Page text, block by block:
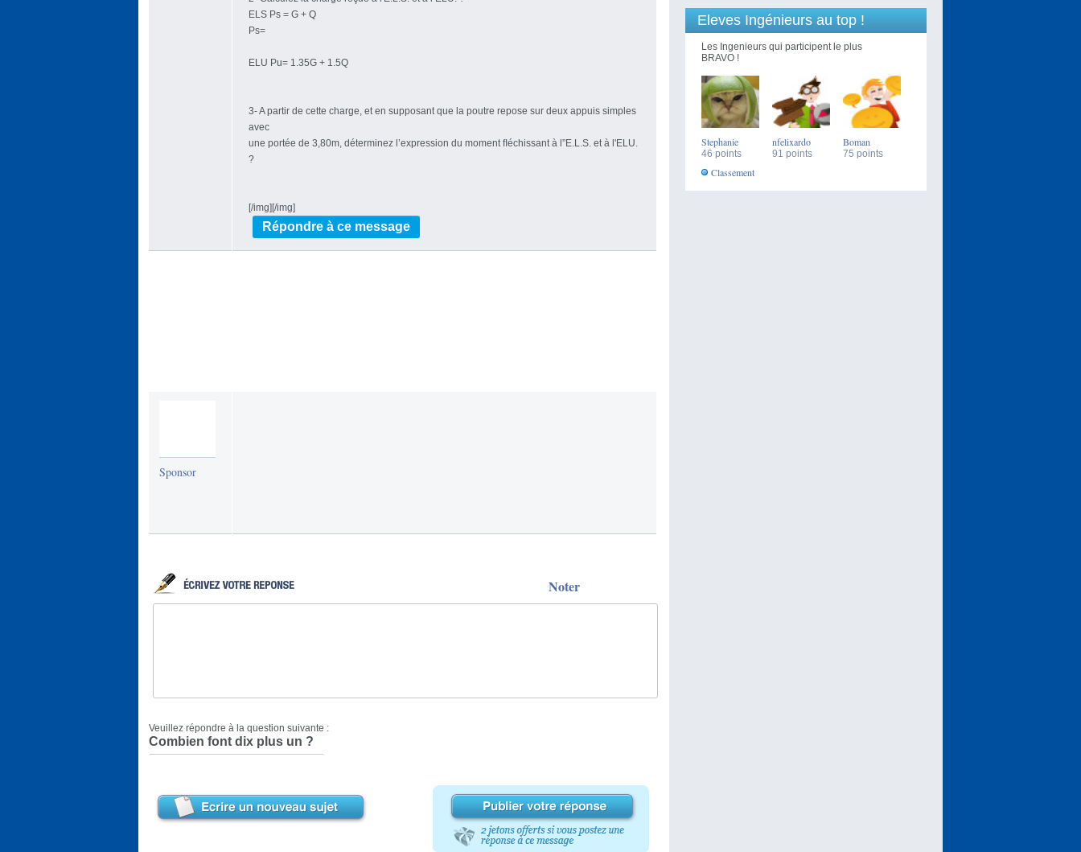
ELS Ps = G + Q
Ps=
ELU Pu= 1.35G + 1.5Q
3- A partir de cette charge, et en supposant que la poutre repose sur deux appuis simples
avec
une portée de 3,80m, déterminez l’expression du moment ﬂéchissant à l”E.L.S. et à l'ELU.
?
[/img][/img]
Répondre à ce message
Sponsor
Noter
Veuillez répondre à la question suivante :
Combien font dix plus un ?
Eleves Ingénieurs au top !
Les Ingenieurs qui participent le plus
BRAVO !
Stephanie
46 points
nfelixardo
91 points
Boman
75 points
Classement